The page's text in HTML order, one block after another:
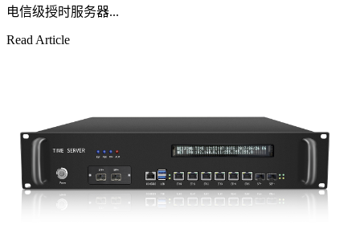
电信级授时服务器...
Read Article